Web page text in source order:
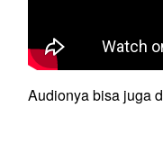
Audionya bisa juga